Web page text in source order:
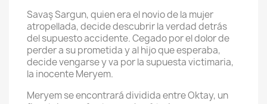
Savaş Sargun, quien era el novio de la mujer
atropellada, decide descubrir la verdad detrás
del supuesto accidente. Cegado por el dolor de
perder a su prometida y al hijo que esperaba,
decide vengarse y va por la supuesta victimaria,
la inocente Meryem.
Meryem se encontrará dividida entre Oktay, un